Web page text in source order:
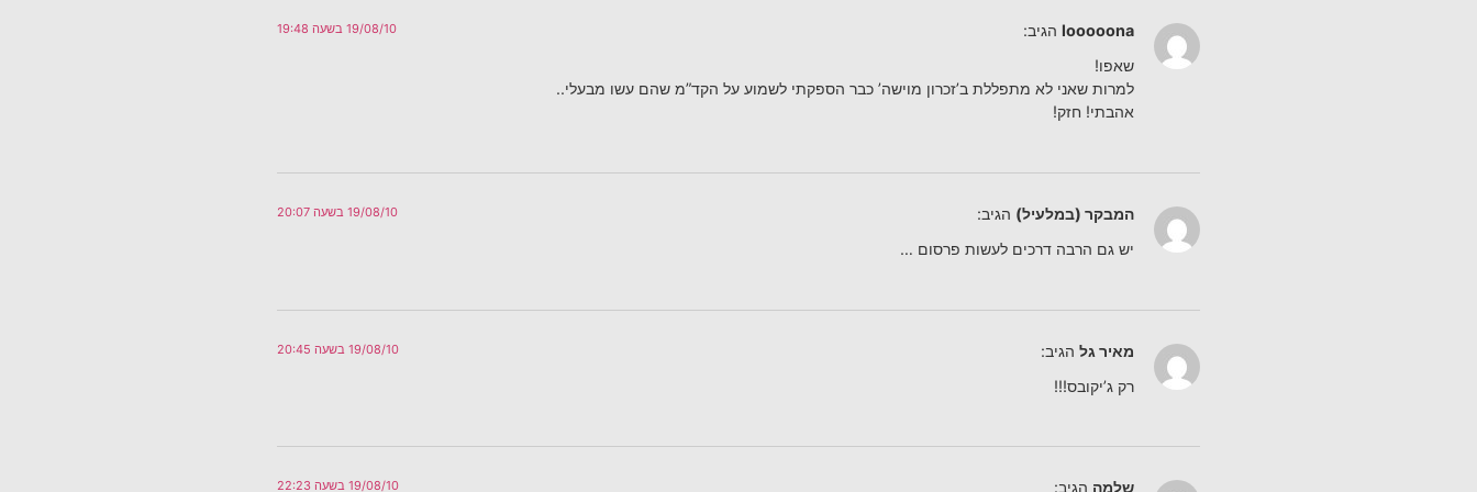
looooona הגיב: 19/08/10 בשעה 19:48
שאפו!
למרות שאני לא מתפללת ב’זכרון מוישה’ כבר הספקתי לשמוע על הקד”מ שהם עשו מבעלי..
אהבתי! חזק!
המבקר (במלעיל) הגיב: 19/08/10 בשעה 20:07
יש גם הרבה דרכים לעשות פרסום …
מאיר גל הגיב: 19/08/10 בשעה 20:45
רק ג’יקובס!!!
שלמה הגיב: 19/08/10 בשעה 22:23